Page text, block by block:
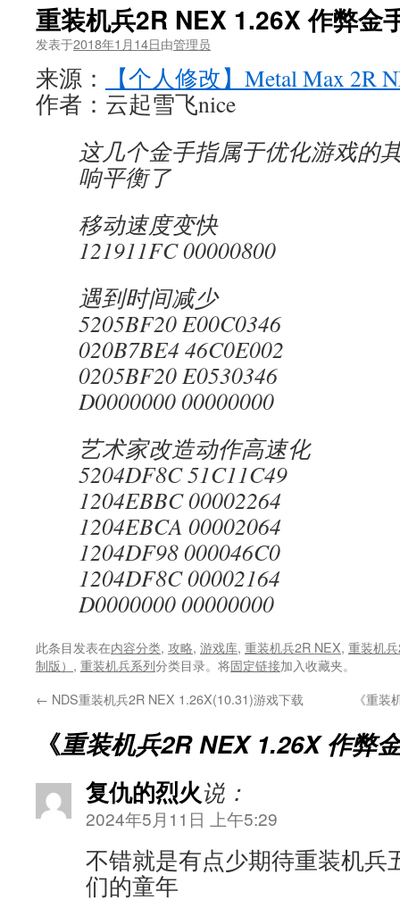
重装机兵2R NEX 1.26X 作弊金
发表于2018年1月14日由管理员
来源：
【个人修改】Metal Max 2R
作者：云起雪飞nice
这几个金手指属于优化游戏的
响平衡了
移动速度变快
121911FC 00000800
遇到时间减少
5205BF20 E00C0346
020B7BE4 46C0E002
0205BF20 E0530346
D0000000 00000000
艺术家改造动作高速化
5204DF8C 51C11C49
1204EBBC 00002264
1204EBCA 00002064
1204DF98 000046C0
1204DF8C 00002164
D0000000 00000000
此条目发表在内容分类, 攻略, 游戏库, 重装机兵2R NEX, 重装机
制版） , 重装机兵系列分类目录。将固定链接加入收藏夹。
← NDS重装机兵2R NEX 1.26X(10.31)游戏下载 《重
《重装机兵2R NEX 1.26X 作弊
复仇的烈火说：
2024年5月11日 上午5:29
不错就是有点少期待重装机兵
们的童年